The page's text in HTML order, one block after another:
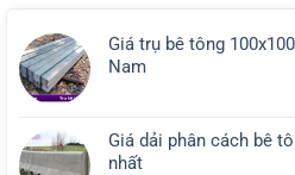
Giá trụ bê tông
Nam
Giá dải phân cách bê
nhất